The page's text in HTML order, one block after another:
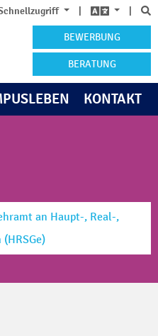
| |
BEWERBUNG
BERATUNG
KONTAKT
an Haupt-, Real-,
(HRSGe)